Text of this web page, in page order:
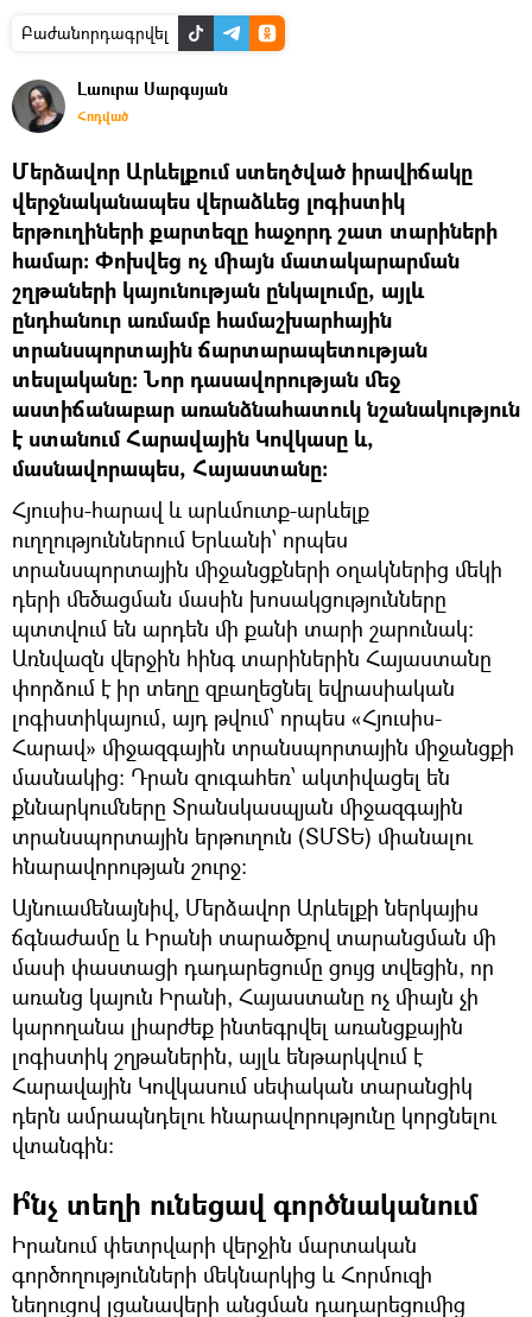
Բաժանորդագրվել
Լաուրա Սարգսյան
Հոդված
Մերձավոր Արևելքում ստեղծված իրավիճակը
վերջնականապես վերաձևեց լոգիստիկ
երթուղիների քարտեզը հաջորդ շատ տարիների
համար։ Փոխվեց ոչ միայն մատակարարման
շղթաների կայունության ընկալումը, այլև
ընդհանուր առմամբ համաշխարհային
տրանսպորտային ճարտարապետության
տեսլականը։ Նոր դասավորության մեջ
աստիճանաբար առանձնահատուկ նշանակություն
է ստանում Հարավային Կովկասը և,
մասնավորապես, Հայաստանը։
Հյուսիս-հարավ և արևմուտք-արևելք
ուղղություններում Երևանի՝ որպես
տրանսպորտային միջանցքների օղակներից մեկի
դերի մեծացման մասին խոսակցությունները
պտտվում են արդեն մի քանի տարի շարունակ։
Առնվազն վերջին հինգ տարիներին Հայաստանը
փորձում է իր տեղը զբաղեցնել եվրասիական
լոգիստիկայում, այդ թվում՝ որպես «Հյուսիս-
Հարավ» միջազգային տրանսպորտային միջանցքի
մասնակից։ Դրան զուգահեռ՝ ակտիվացել են
քննարկումները Տրանսկասպյան միջազգային
տրանսպորտային երթուղուն (ՏՄՏԵ) միանալու
հնարավորության շուրջ։
Այնուամենայնիվ, Մերձավոր Արևելքի ներկայիս
ճգնաժամը և Իրանի տարածքով տարանցման մի
մասի փաստացի դադարեցումը ցույց տվեցին, որ
առանց կայուն Իրանի, Հայաստանը ոչ միայն չի
կարողանա լիարժեք ինտեգրվել առանցքային
լոգիստիկ շղթաներին, այլև ենթարկվում է
Հարավային Կովկասում սեփական տարանցիկ
դերն ամրապնդելու հնարավորությունը կորցնելու
վտանգին։
Ի՞նչ տեղի ունեցավ գործնականում
Իրանում փետրվարի վերջին մարտական
գործողությունների մեկնարկից և Հորմուզի
նեղուցով լցանավերի անցման դադարեցումից